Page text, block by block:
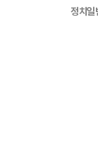
정치일